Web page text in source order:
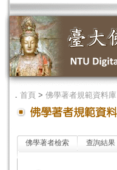
． 首頁 > 佛學著者規範資料庫
佛學著者檢索 查詢結果